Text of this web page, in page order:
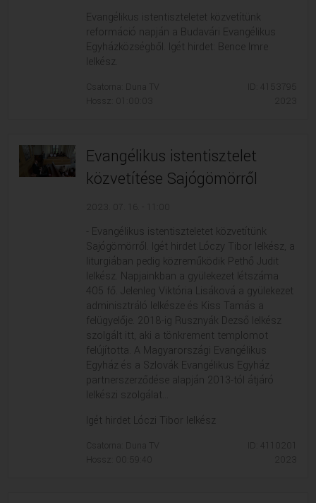
Evangélikus istentiszteletet közvetítünk
reformáció napján a Budavári Evangélikus
Egyházközségből. Igét hirdet: Bence Imre
lelkész.
Csatorna: Duna TV
Hossz: 01:00:03
ID: 4153795
Evangélikus istentisztelet
közvetítése Sajógömörről
2023. 07. 16. - 11:00
- Evangélikus istentiszteletet közvetítünk
Sajógömörről. Igét hirdet Lóczy Tibor lelkész, a
liturgiában pedig közreműködik Pethő Judit
lelkész. Napjainkban a gyülekezet létszáma
405 fő. Jelenleg Viktória Lisáková a gyülekezet
adminisztráló lelkésze és Kiss Tamás a
felügyelője. 2018-ig Rusznyák Dezső lelkész
szolgált itt, aki a tönkrement templomot
felújította. A Magyarországi Evangélikus
Egyház és a Szlovák Evangélikus Egyház
partnerszerződése alapján 2013-tól átjáró
lelkészi szolgálat...
Igét hirdet Lóczi Tibor lelkész
Csatorna: Duna TV
Hossz: 00:59:40
ID: 4110201